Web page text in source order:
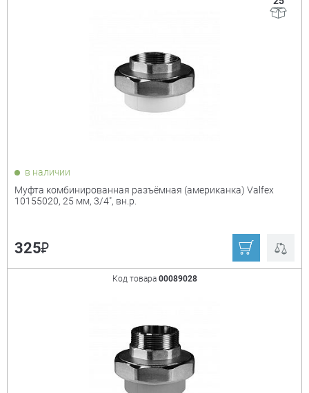
в наличии
Муфта комбинированная разъёмная (американка) Valfex
10155020, 25 мм, 3/4", вн.р.
325₽
Код товара 00089028